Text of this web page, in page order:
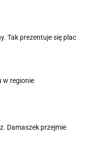
Tak prezentuje się plac
w regionie
Damaszek przejmie